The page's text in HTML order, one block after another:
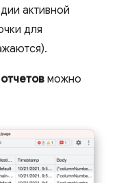
активной
для
можно